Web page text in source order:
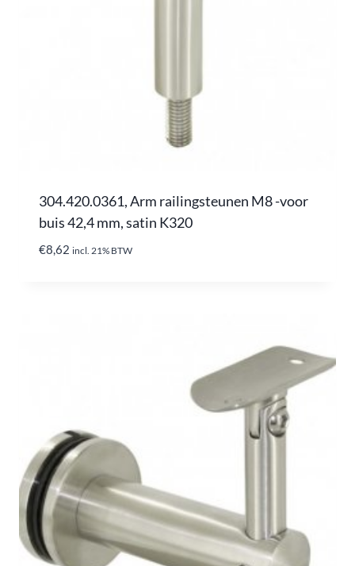
304.420.0361, Arm railingsteunen M8 -voor
buis 42,4 mm, satin K320
€8,62 incl. 21% BTW